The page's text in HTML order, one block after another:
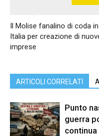
Il Molise fanalino di coda in
Italia per creazione di
imprese
ARTICOLI CORRELATI
Punto
guerra